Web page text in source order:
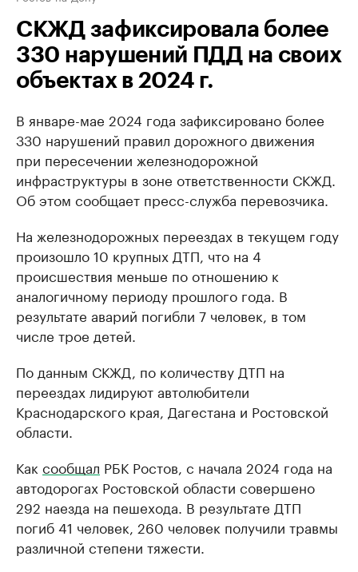
СКЖД зафиксировала более
330 нарушений ПДД на своих
объектах в 2024 г.
В январе-мае 2024 года зафиксировано более
330 нарушений правил дорожного движения
при пересечении железнодорожной
инфраструктуры в зоне ответственности СКЖД.
Об этом сообщает пресс-служба перевозчика.
На железнодорожных переездах в текущем году
произошло 10 крупных ДТП, что на 4
происшествия меньше по отношению к
аналогичному периоду прошлого года. В
результате аварий погибли 7 человек, в том
числе трое детей.
По данным СКЖД, по количеству ДТП на
переездах лидируют автолюбители
Краснодарского края, Дагестана и Ростовской
области.
Как сообщал РБК Ростов, с начала 2024 года на
автодорогах Ростовской области совершено
292 наезда на пешехода. В результате ДТП
погиб 41 человек, 260 человек получили травмы
различной степени тяжести.